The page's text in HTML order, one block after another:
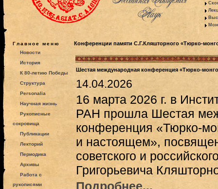
Главное меню
Новости
История
К 80-летию Победы
Структура
Personalia
Научная жизнь
Рукописные
сокровища
Публикации
Лекторий
Периодика
Архивы
Работа с
рукописями
Конференции памяти С.Г.Кляшторного «Тюрко-
Шестая международная конференция «Тюрко-
14.04.2026
16 марта 2026 г. в
РАН прошла Шестая
конференция «Тюрко-
и настоящем»,
советского и
Григорьевича
Подробнее...